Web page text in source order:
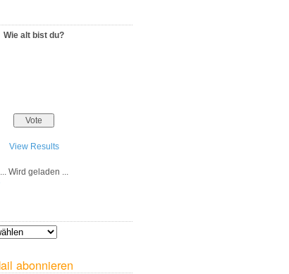
Wie alt bist du?
View Results
Wird geladen ...
abonnieren